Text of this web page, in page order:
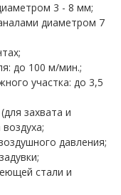
3 - 8 мм;
диаметром 7
до 100 м/мин.;
участка: до 3,5
захвата и
давления;
стали и